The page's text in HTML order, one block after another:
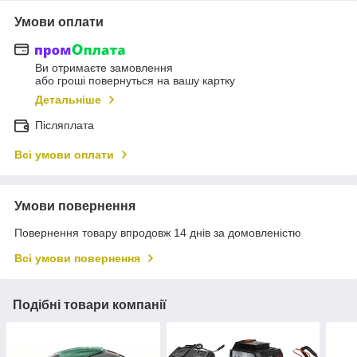
Умови оплати
Ви отримаєте замовлення
або гроші повернуться на вашу картку
Детальніше
Післяплата
Всі умови оплати
Умови повернення
Повернення товару впродовж 14 днів за домовленістю
Всі умови повернення
Подібні товари компанії